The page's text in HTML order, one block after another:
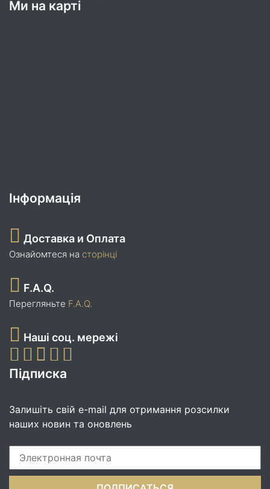
Ми на карті
Інформація
Доставка и Оплата
Ознайомтеся на сторінці
F.A.Q.
Перегляньте F.A.Q.
Наші соц. мережі
Підписка
Залишіть свій e-mail для отримання розсилки
наших новин та оновлень